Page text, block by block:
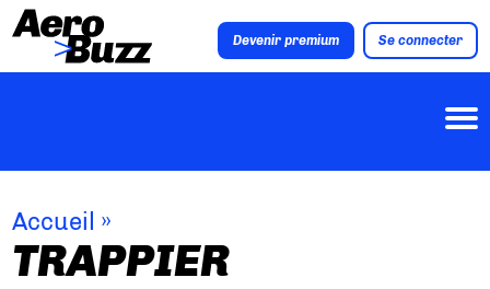
Devenir premium Se connecter
Accueil »
TRAPPIER